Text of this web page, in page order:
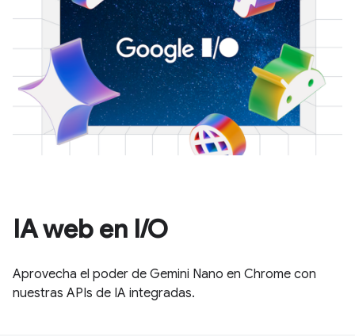
IA web en I/O
Aprovecha el poder de Gemini Nano en Chrome con
nuestras APIs de IA integradas.